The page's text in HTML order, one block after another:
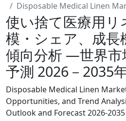
Disposable Medical Linen
使い捨て医療用リ
模・シェア、成長
傾向分析 ―世界市
予測 2026－2035
Disposable Medical Linen
Opportunities, and Trend
Outlook and Forecast 2026-2035